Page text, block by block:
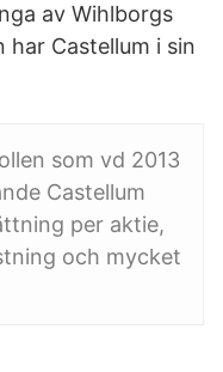
av Wihlborgs
har Castellum i sin
som vd 2013
Castellum
per aktie,
och mycket